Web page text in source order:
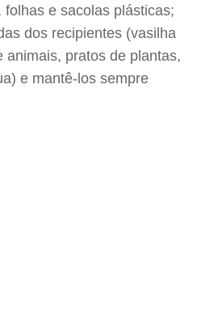
e sacolas plásticas;
dos recipientes (vasilha
animais, pratos de plantas,
e mantê-los sempre